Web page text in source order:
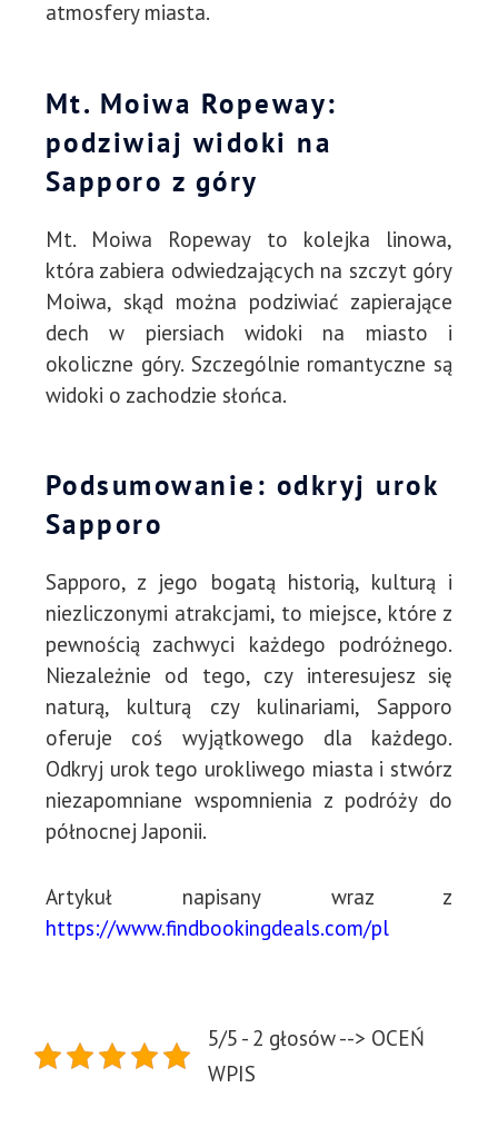
atmosfery miasta.
Mt. Moiwa Ropeway:
podziwiaj widoki na
Sapporo z góry
Mt. Moiwa Ropeway to kolejka linowa,
która zabiera odwiedzających na szczyt góry
Moiwa, skąd można podziwiać zapierające
dech w piersiach widoki na miasto i
okoliczne góry. Szczególnie romantyczne są
widoki o zachodzie słońca.
Podsumowanie: odkryj urok
Sapporo
Sapporo, z jego bogatą historią, kulturą i
niezliczonymi atrakcjami, to miejsce, które z
pewnością zachwyci każdego podróżnego.
Niezależnie od tego, czy interesujesz się
naturą, kulturą czy kulinariami, Sapporo
oferuje coś wyjątkowego dla każdego.
Odkryj urok tego urokliwego miasta i stwórz
niezapomniane wspomnienia z podróży do
północnej Japonii.
Artykuł napisany wraz z
https://www.findbookingdeals.com/pl
5/5 - 2 głosów --> OCEŃ
WPIS